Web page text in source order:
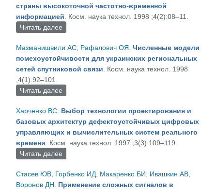
страны высокоточной частотно-временной
информацией . Косм. наука технол. 1998 ;4(2):08–11.
Читать далее
основные принципы обеспечения страны
высокоточной частотно-временной
информацией
Мазманишвили АС Рафалович ОЯ .Численные модели
помехоустойчивости для украинских региональных
сетей спутниковой связи . Косм. наука технол. 1998
;4(1):92–101.
Читать далее
связи
Харченко ВС Выбор технологии проектирования и
базовых архитектур дефектоустойчивых цифровых
управляющих и вычислительных систем реального
времени . Косм. наука технол. 1997 ;3(3):109–119.
Читать далее
управляющих и вычислительных систем
реального времени
Стасев ЮВ Горбенко ИД Макаренко БИ Ивашкин АВ
Воронов ДН
Применение сложных сигналов в